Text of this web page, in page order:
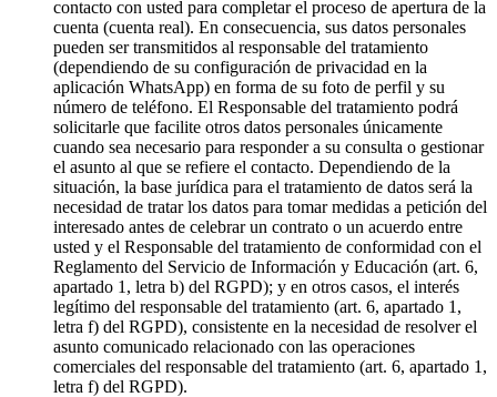
contacto con usted para completar el proceso de apertura de la
cuenta (cuenta real). En consecuencia, sus datos personales
pueden ser transmitidos al responsable del tratamiento
(dependiendo de su configuración de privacidad en la
aplicación WhatsApp) en forma de su foto de perfil y su
número de teléfono. El Responsable del tratamiento podrá
solicitarle que facilite otros datos personales únicamente
cuando sea necesario para responder a su consulta o gestionar
el asunto al que se refiere el contacto. Dependiendo de la
situación, la base jurídica para el tratamiento de datos será la
necesidad de tratar los datos para tomar medidas a petición del
interesado antes de celebrar un contrato o un acuerdo entre
usted y el Responsable del tratamiento de conformidad con el
Reglamento del Servicio de Información y Educación (art. 6,
apartado 1, letra b) del RGPD); y en otros casos, el interés
legítimo del responsable del tratamiento (art. 6, apartado 1,
letra f) del RGPD), consistente en la necesidad de resolver el
asunto comunicado relacionado con las operaciones
comerciales del responsable del tratamiento (art. 6, apartado 1,
letra f) del RGPD).